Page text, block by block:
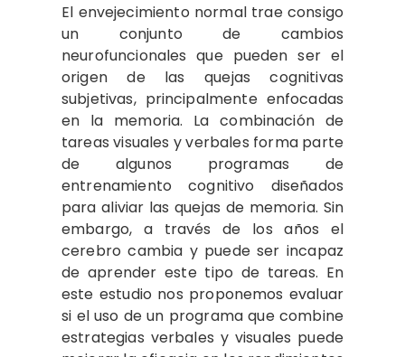
El envejecimiento normal trae consigo
un conjunto de cambios
neurofuncionales que pueden ser el
origen de las quejas cognitivas
subjetivas, principalmente enfocadas
en la memoria. La combinación de
tareas visuales y verbales forma parte
de algunos programas de
entrenamiento cognitivo diseñados
para aliviar las quejas de memoria. Sin
embargo, a través de los años el
cerebro cambia y puede ser incapaz
de aprender este tipo de tareas. En
este estudio nos proponemos evaluar
si el uso de un programa que combine
estrategias verbales y visuales puede